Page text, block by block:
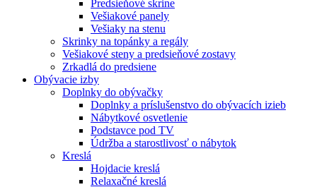
Predsieňové skrine
Vešiakové panely
Vešiaky na stenu
Skrinky na topánky a regály
Vešiakové steny a predsieňové zostavy
Zrkadlá do predsiene
Obývacie izby
Doplnky do obývačky
Doplnky a príslušenstvo do obývacích izieb
Nábytkové osvetlenie
Podstavce pod TV
Údržba a starostlivosť o nábytok
Kreslá
Hojdacie kreslá
Relaxačné kreslá